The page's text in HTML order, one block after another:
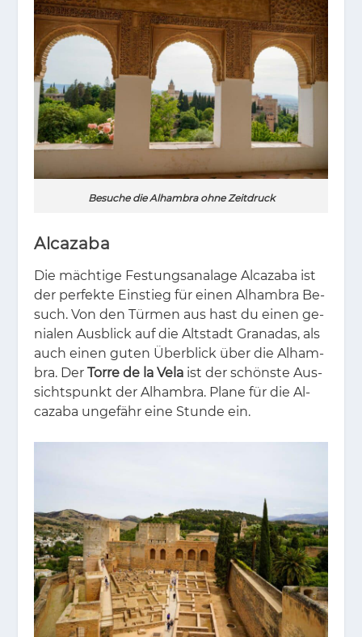
Besuche die Alhambra ohne Zeitdruck
Alcazaba
Die mäch­ti­ge Fes­tungs­anal­age Al­caz­aba ist
der per­fek­te Ein­stieg für ei­nen Al­ham­bra Be­
such. Von den Tür­men aus hast du ei­nen ge­
nia­len Aus­blick auf die Alt­stadt Gra­na­das, als
auch ei­nen gu­ten Über­blick über die Al­ham­
bra. DerTorre de la Vela ist der schöns­te Aus­
sichts­punkt der Al­ham­bra. Pla­ne für die Al­
caz­aba un­ge­fähr eine Stun­de ein.